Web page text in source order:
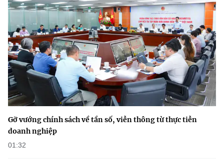
Gỡ vướng chính sách về tần số, viễn thông từ thực tiễn
doanh nghiệp
01:32